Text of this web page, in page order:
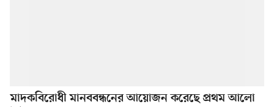
মাদকবিরোধী মানববন্ধনের আয়োজন করেছে প্রথম আলো